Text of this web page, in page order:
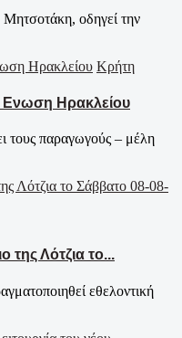
οδηγεί την
Κρήτη
Ενωση Ηρακλείου
παραγωγούς – μέλη
της Λότζια το...
εθελοντική